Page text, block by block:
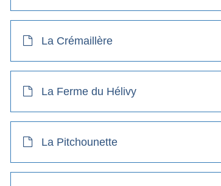
La Crémaillère
La Ferme du Hélivy
La Pitchounette